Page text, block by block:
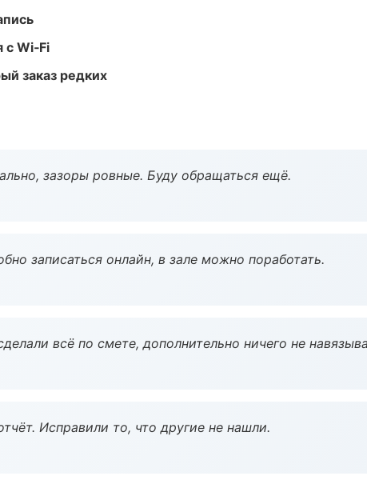
Wi‑Fi
заказ редких
зазоры ровные. Буду обращаться ещё.
записаться онлайн, в зале можно поработать.
всё по смете, дополнительно ничего не
Исправили то, что другие не нашли.